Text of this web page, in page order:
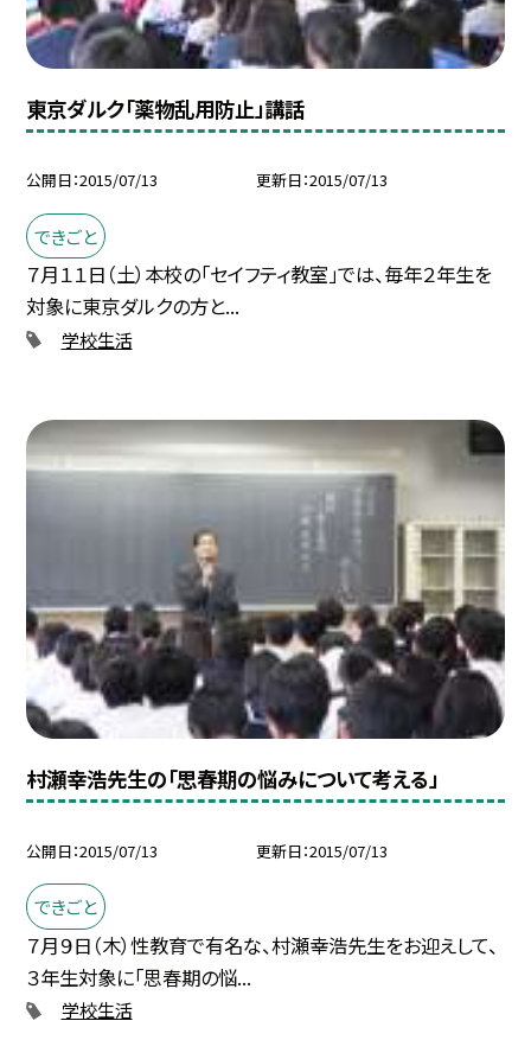
東京ダルク「薬物乱用防止」講話
公開日 2015/07/13 更新日 2015/07/13
できごと
７月１１日（土）本校の「セイフティ教室」では、毎年２年生を
対象に東京ダルクの方と...
学校生活
村瀬幸浩先生の「思春期の悩みについて考える」
公開日 2015/07/13 更新日 2015/07/13
できごと
７月９日（木）性教育で有名な、村瀬幸浩先生をお迎えして、
３年生対象に「思春期の悩...
学校生活